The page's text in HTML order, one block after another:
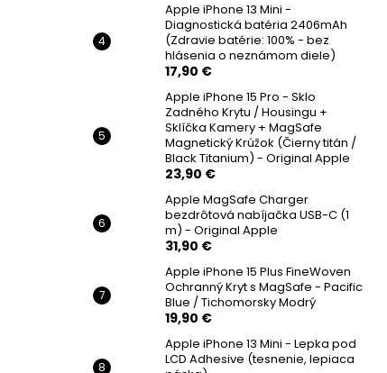
Apple iPhone 13 Mini -
Diagnostická batéria 2406mAh
(Zdravie batérie: 100% - bez
hlásenia o neznámom diele)
17,90 €
Apple iPhone 15 Pro - Sklo
Zadného Krytu / Housingu +
Sklíčka Kamery + MagSafe
Magnetický Krúžok (Čierny titán /
Black Titanium) - Original Apple
23,90 €
Apple MagSafe Charger
bezdrôtová nabíjačka USB-C (1
m) - Original Apple
31,90 €
Apple iPhone 15 Plus FineWoven
Ochranný Kryt s MagSafe - Pacific
Blue / Tichomorsky Modrý
19,90 €
Apple iPhone 13 Mini - Lepka pod
LCD Adhesive (tesnenie, lepiaca